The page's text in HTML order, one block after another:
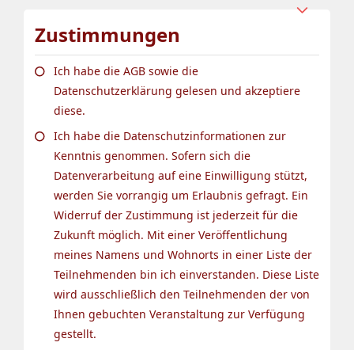
Zustimmungen
Ich habe die AGB sowie die
Datenschutzerklärung gelesen und akzeptiere
diese.
Ich habe die Datenschutzinformationen zur
Kenntnis genommen. Sofern sich die
Datenverarbeitung auf eine Einwilligung stützt,
werden Sie vorrangig um Erlaubnis gefragt. Ein
Widerruf der Zustimmung ist jederzeit für die
Zukunft möglich. Mit einer Veröffentlichung
meines Namens und Wohnorts in einer Liste der
Teilnehmenden bin ich einverstanden. Diese Liste
wird ausschließlich den Teilnehmenden der von
Ihnen gebuchten Veranstaltung zur Verfügung
gestellt.